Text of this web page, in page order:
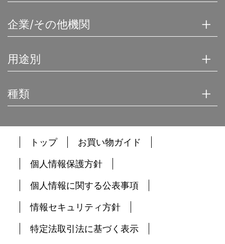
企業/その他機関
用途別
種類
トップ お買い物ガイド
個人情報保護方針
個人情報に関する公表事項
情報セキュリティ方針
特定法取引法に基づく表示